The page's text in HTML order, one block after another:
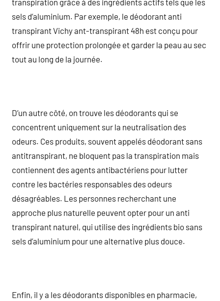
sels d’aluminium. Par exemple, le déodorant anti
transpirant Vichy ant-transpirant 48h est conçu pour
offrir une protection prolongée et garder la peau au sec
tout au long de la journée.
D’un autre côté, on trouve les déodorants qui se
concentrent uniquement sur la neutralisation des
odeurs. Ces produits, souvent appelés déodorant sans
antitranspirant, ne bloquent pas la transpiration mais
contiennent des agents antibactériens pour lutter
contre les bactéries responsables des odeurs
désagréables. Les personnes recherchant une
approche plus naturelle peuvent opter pour un anti
transpirant naturel, qui utilise des ingrédients bio sans
sels d’aluminium pour une alternative plus douce.
Enfin, il y a les déodorants disponibles en pharmacie,